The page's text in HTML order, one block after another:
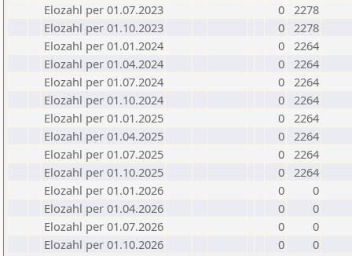
Elozahl per 01.07.2023
0 2278
Elozahl per 01.10.2023
0 2278
Elozahl per 01.01.2024
0 2264
Elozahl per 01.04.2024
0 2264
Elozahl per 01.07.2024
0 2264
Elozahl per 01.10.2024
0 2264
Elozahl per 01.01.2025
0 2264
Elozahl per 01.04.2025
0 2264
Elozahl per 01.07.2025
0 2264
Elozahl per 01.10.2025
0 2264
Elozahl per 01.01.2026
0
0
Elozahl per 01.04.2026
0
0
Elozahl per 01.07.2026
0
0
Elozahl per 01.10.2026
0 0